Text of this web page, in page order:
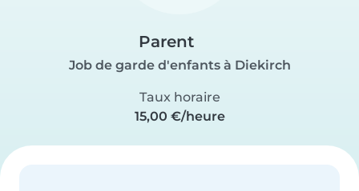
Parent
Job de garde d'enfants à Diekirch
Taux horaire
15,00 €/heure